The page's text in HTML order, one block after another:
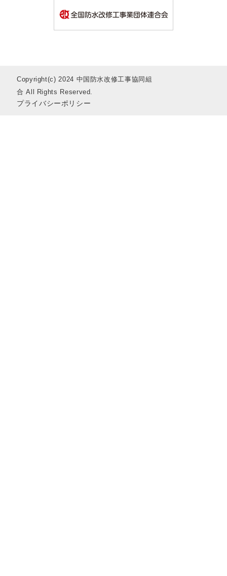
プライバシーポリシー
Copyright(c) 2024 中国防水改修工事協同組
合 All Rights Reserved.